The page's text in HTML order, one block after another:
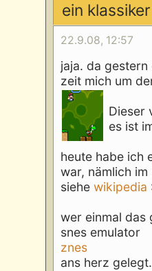
ein klassiker
22.9.08, 12:57
jaja. da
zeit mich um
Dieser
es ist
heute habe ich
war, nämlich
siehewikipedia
wer einmal das
snes emulator
znes
ans herz gelegt.